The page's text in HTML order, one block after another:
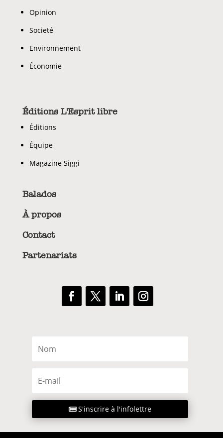
Opinion
Societé
Environnement
Économie
Éditions L'Esprit libre
Éditions
Équipe
Magazine Siggi
Balados
À propos
Contact
Partenariats
S'inscrire à l'infolettre